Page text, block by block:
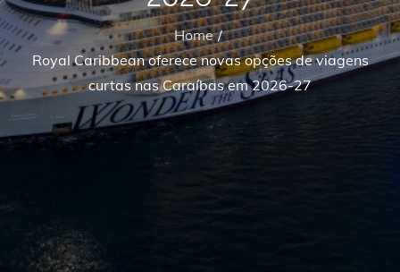
Home
Royal Caribbean oferece novas opções de viagens
curtas nas Caraíbas em 2026-27